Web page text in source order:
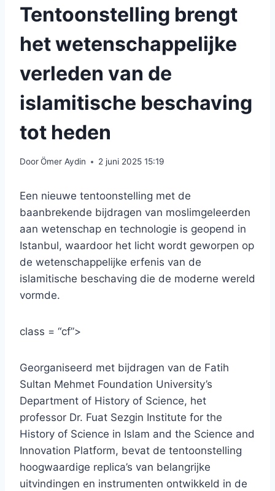
Tentoonstelling brengt
het wetenschappelijke
verleden van de
islamitische beschaving
tot heden
DoorÖmer Aydin 2 juni 2025 15:19
Een nieuwe tentoonstelling met de
baanbrekende bijdragen van moslimgeleerden
aan wetenschap en technologie is geopend in
Istanbul, waardoor het licht wordt geworpen op
de wetenschappelijke erfenis van de
islamitische beschaving die de moderne wereld
vormde.
class = “cf”>
Georganiseerd met bijdragen van de Fatih
Sultan Mehmet Foundation University’s
Department of History of Science, het
professor Dr. Fuat Sezgin Institute for the
History of Science in Islam and the Science and
Innovation Platform, bevat de tentoonstelling
hoogwaardige replica’s van belangrijke
uitvindingen en instrumenten ontwikkeld in de